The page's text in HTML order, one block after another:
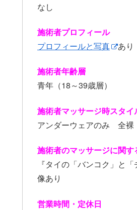
なし
施術者プロフィール
プロフィールと写真
あり
施術者年齢層
青年（18～39歳層）
施術者マッサージ時スタイ
アンダーウェアのみ 全裸
施術者のマッサージに関す
『タイの「バンコク」と
像あり
営業時間・定休日